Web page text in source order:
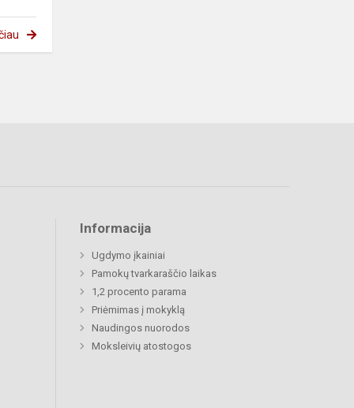
Informacija
Ugdymo įkainiai
Pamokų tvarkaraščio laikas
1,2 procento parama
Priėmimas į mokyklą
Naudingos nuorodos
Moksleivių atostogos